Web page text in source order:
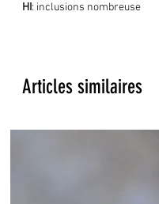
HI: inclusions nombreuse
Articles similaires